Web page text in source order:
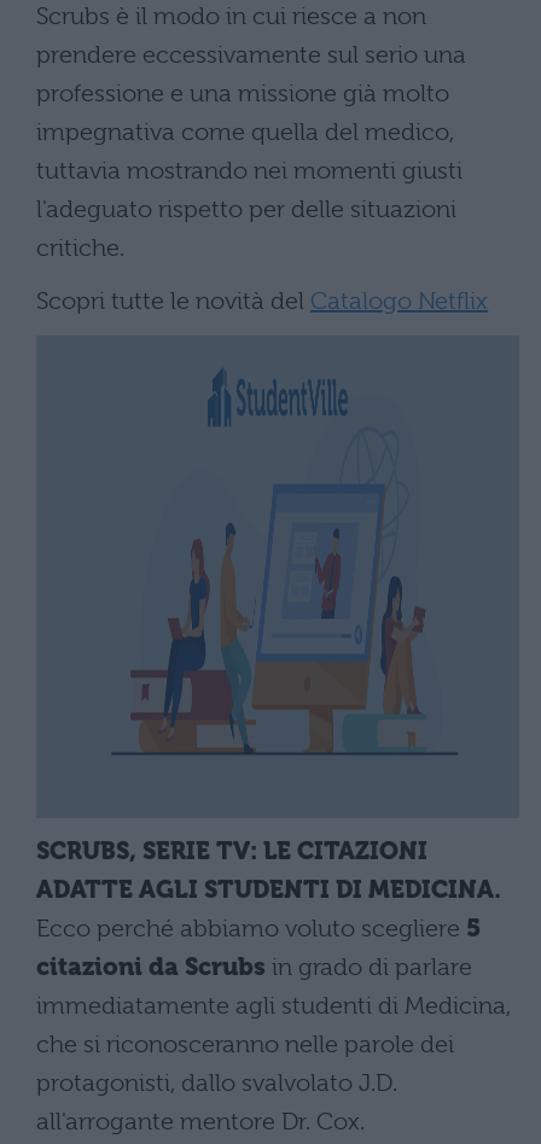
Scrubs è il modo in cui riesce a non
prendere eccessivamente sul serio una
professione e una missione già molto
impegnativa come quella del medico,
tuttavia mostrando nei momenti giusti
l'adeguato rispetto per delle situazioni
critiche.
Scopri tutte le novità del Catalogo Netflix
SCRUBS, SERIE TV: LE CITAZIONI
ADATTE AGLI STUDENTI DI MEDICINA.
Ecco perché abbiamo voluto scegliere 5
citazioni da Scrubs in grado di parlare
immediatamente agli studenti di Medicina,
che si riconosceranno nelle parole dei
protagonisti, dallo svalvolato J.D.
all'arrogante mentore Dr. Cox.